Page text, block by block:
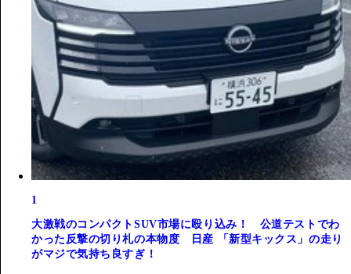
1
大激戦のコンパクトSUV市場に殴り込み！ 公道テストでわ
かった反撃の切り札の本物度 日産 「新型キックス」の走り
がマジで気持ち良すぎ！